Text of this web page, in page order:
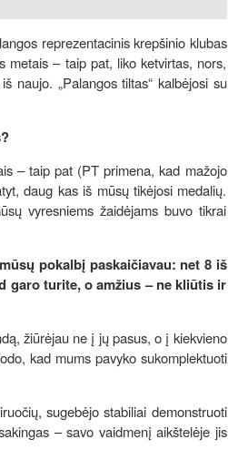
reprezentacinis krepšinio klubas
metais – taip pat, liko ketvirtas, nors,
naujo. „Palangos tiltas“ kalbėjosi su
– taip pat (PT primena, kad mažojo
daug kas iš mūsų tikėjosi medalių.
vyresniems žaidėjams buvo tikrai
pokalbį paskaičiavau: net 8 iš
garo turite, o amžius – ne kliūtis ir
žiūrėjau ne į jų pasus, o į kiekvieno
kad mums pavyko sukomplektuoti
sugebėjo stabiliai demonstruoti
– savo vaidmenį aikštelėje jis